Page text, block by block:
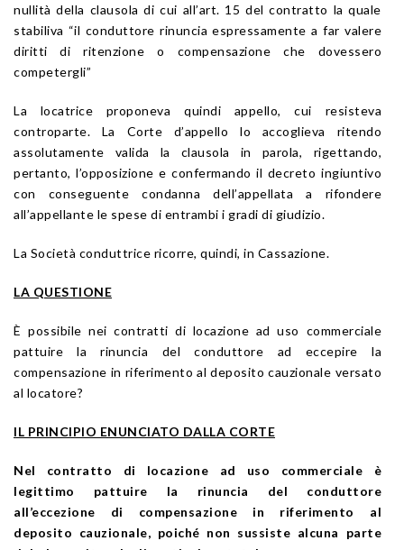
nullità della clausola di cui all’art. 15 del contratto la quale
stabiliva “il conduttore rinuncia espressamente a far valere
diritti di ritenzione o compensazione che dovessero
competergli”
La locatrice proponeva quindi appello, cui resisteva
controparte. La Corte d’appello lo accoglieva ritendo
assolutamente valida la clausola in parola, rigettando,
pertanto, l’opposizione e confermando il decreto ingiuntivo
con conseguente condanna dell’appellata a rifondere
all’appellante le spese di entrambi i gradi di giudizio.
La Società conduttrice ricorre, quindi, in Cassazione.
LA QUESTIONE
È possibile nei contratti di locazione ad uso commerciale
pattuire la rinuncia del conduttore ad eccepire la
compensazione in riferimento al deposito cauzionale versato
al locatore?
IL PRINCIPIO ENUNCIATO DALLA CORTE
Nel contratto di locazione ad uso commerciale è
legittimo pattuire la rinuncia del conduttore
all’eccezione di compensazione in riferimento al
deposito cauzionale, poiché non sussiste alcuna parte